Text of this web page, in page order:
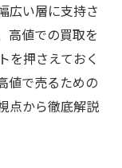
広い層に支持さ
高値での買取を
を押さえておく
値で売るための
点から徹底解説